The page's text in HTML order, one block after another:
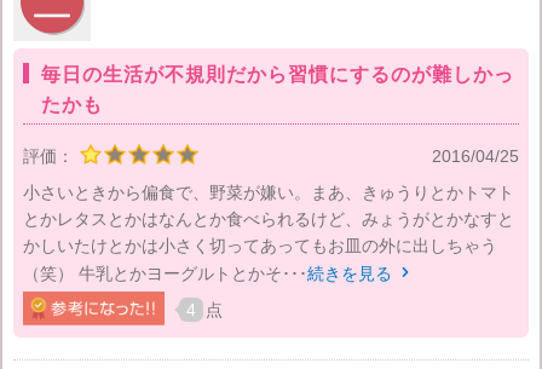
毎日の生活が不規則だから習慣にするのが難しかっ
たかも
評価：
2016/04/25
小さいときから偏食で、野菜が嫌い。まあ、きゅうりとかトマト
とかレタスとかはなんとか食べられるけど、みょうがとかなすと
かしいたけとかは小さく切ってあってもお皿の外に出しちゃう
（笑） 牛乳とかヨーグルトとかそ･･･続きを見る 
4 点